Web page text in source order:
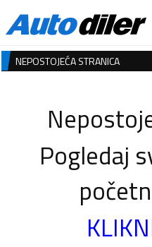
NEPOSTOJEĆA STRANICA
Pogledaj